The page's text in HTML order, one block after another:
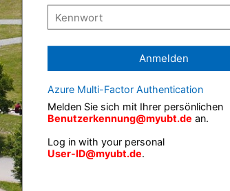
Anmelden
Azure Multi-Factor Authentication
Melden Sie sich mit Ihrer persönlichen
Benutzerkennung@myubt.de an.
Log in with your personal
User-ID@myubt.de.